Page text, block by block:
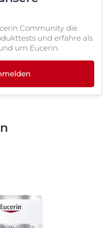
Community die
und erfahre als
um Eucerin.